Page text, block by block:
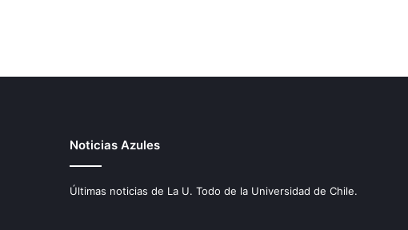
Noticias Azules
Últimas noticias de La U. Todo de la Universidad de Chile.